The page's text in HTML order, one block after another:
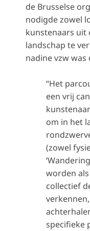
de Brusselse
nodigde zowel
kunstenaars uit
landschap te
nadine vzw
“Het
een vrij
om in het
(zowel
worden
collectief
specifieke